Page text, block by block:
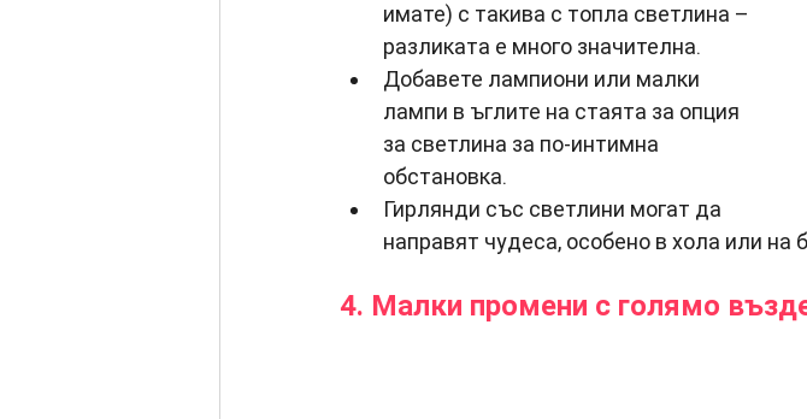
имате) с такива с топла светлина –
разликата е много значителна.
Добавете лампиони или малки
лампи в ъглите на стаята за опция
за светлина за по-интимна
обстановка.
Гирлянди със светлини могат да
направят чудеса, особено в хола или на
4. Малки промени с голямо